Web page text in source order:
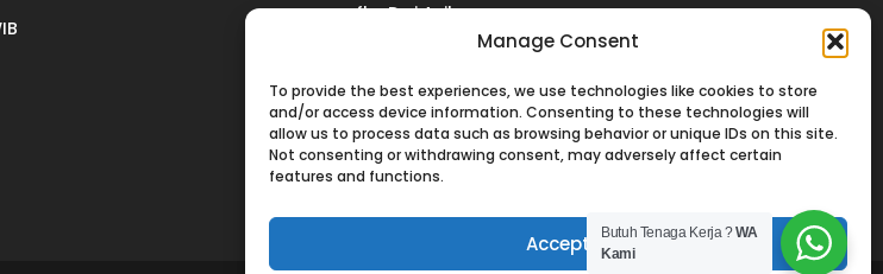
Manage Consent
To provide the best experiences, we use technologies like cookies to store
and/or access device information. Consenting to these technologies will
allow us to process data such as browsing behavior or unique IDs on this site.
Not consenting or withdrawing consent, may adversely affect certain
features and functions.
Accept
fb : Dwi Asih
wa : +62 877-2777-7467
+62 877-8831-3176
thread : cvdwiasihkebagusan
ig : cvdwiasihkebagusan
Butuh Tenaga Kerja ?WA
Kami